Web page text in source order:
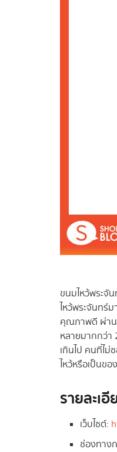
ขนมไหว้พระจั
ไหว้พระจันทร์
คุณภาพดี ผ่าน
หลายมากกว่า
เกินไป คนที่ไม่
ไหว้หรือเป็นข
รายละเ
เว็บไซต์:
ช่องทาง